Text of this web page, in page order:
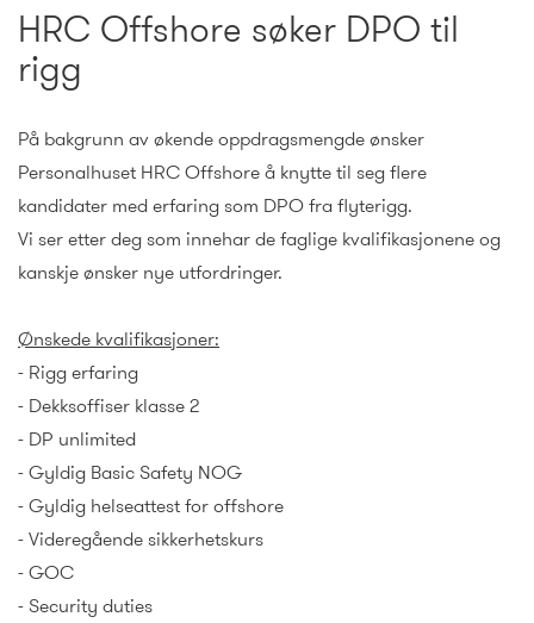
HRC Offshore søker DPO til
rigg
På bakgrunn av økende oppdragsmengde ønsker
Personalhuset HRC Offshore å knytte til seg flere
kandidater med erfaring som DPO fra flyterigg.
Vi ser etter deg som innehar de faglige kvalifikasjonene og
kanskje ønsker nye utfordringer.
Ønskede kvalifikasjoner:
- Rigg erfaring
- Dekksoffiser klasse 2
- DP unlimited
- Gyldig Basic Safety NOG
- Gyldig helseattest for offshore
- Videregående sikkerhetskurs
- GOC
- Security duties